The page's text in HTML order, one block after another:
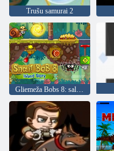
Trušu samurai 2